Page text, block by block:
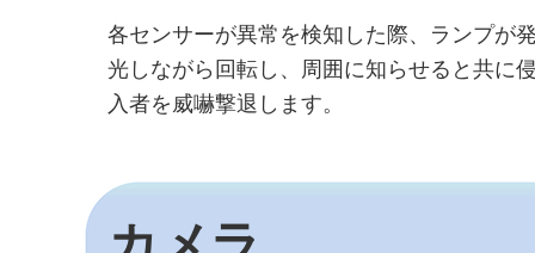
各センサーが異常を検知した際、ランプが
光しながら回転し、周囲に知らせると共に
入者を威嚇撃退します。